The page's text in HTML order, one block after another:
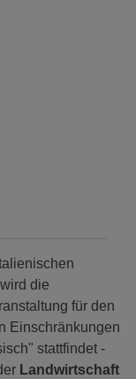
die
für den
Einschränkungen
stattfindet -
Landwirtschaft